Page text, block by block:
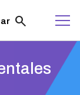
search